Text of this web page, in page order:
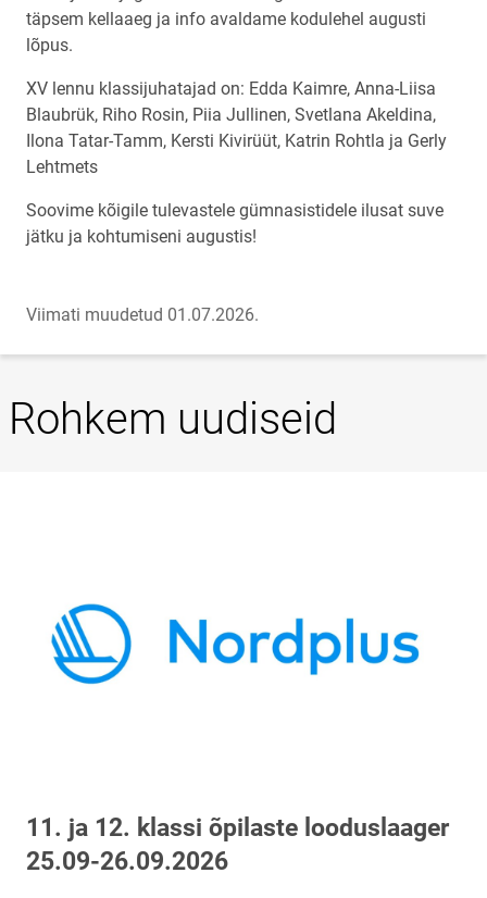
täpsem kellaaeg ja info avaldame kodulehel augusti
lõpus.
XV lennu klassijuhatajad on: Edda Kaimre, Anna-Liisa
Blaubrük, Riho Rosin, Piia Jullinen, Svetlana Akeldina,
Ilona Tatar-Tamm, Kersti Kivirüüt, Katrin Rohtla ja Gerly
Lehtmets
Soovime kõigile tulevastele gümnasistidele ilusat suve
jätku ja kohtumiseni augustis!
Viimati muudetud 01.07.2026.
Rohkem uudiseid
11. ja 12. klassi õpilaste looduslaager
25.09-26.09.2026